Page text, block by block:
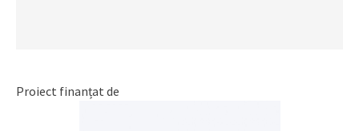
Proiect finanțat de